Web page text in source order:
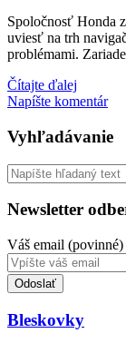
Spoločnosť Honda
uviesť na trh
problémami.
Čítajte ďalej
–
priamo
vašich
topánok
Napíšte komentár
Sidebar
Vyhľadávanie
Vyhľadávanie
Newsletter
Váš email (povinné)
Toto
pole
nevyplňujte.
Bleskovky